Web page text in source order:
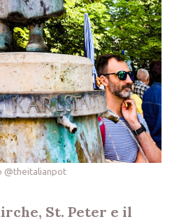
@theitalianpot
St. Peter e il